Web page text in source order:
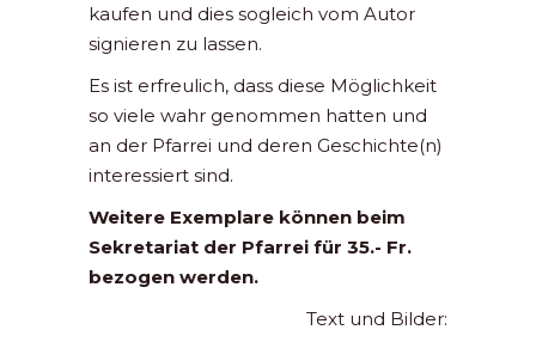
kaufen und dies sogleich vom Autor
signieren zu lassen.
Es ist erfreulich, dass diese Möglichkeit
so viele wahr genommen hatten und
an der Pfarrei und deren Geschichte(n)
interessiert sind.
Weitere Exemplare können beim
Sekretariat der Pfarrei für 35.- Fr.
bezogen werden.
Text und Bilder: